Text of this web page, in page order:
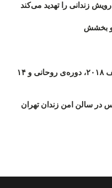
زندانی را تهدید می‌کند
روند اعدام‌ها در ماه‌های مختلف ۲۰۱۸، دوره‌ی روحانی و ۱۴
سالن امن زندان تهران